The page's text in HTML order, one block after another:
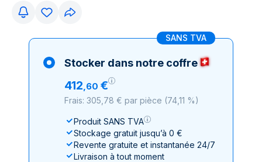
SANS TVA
Stocker dans notre coffre
412,60 €
Frais: 305,78 € par pièce (74,11 %)
Produit SANS TVA
Stockage gratuit jusqu’à 0 €
Revente gratuite et instantanée 24/7
Livraison à tout moment